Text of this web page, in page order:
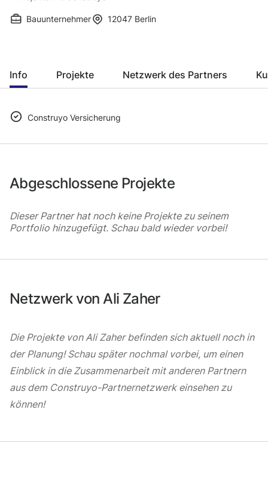
Bauunternehmer 12047 Berlin
Info Projekte Netzwerk des Partners
Construyo Versicherung
Abgeschlossene Projekte
Dieser Partner hat noch keine Projekte zu seinem
Portfolio hinzugefügt. Schau bald wieder vorbei!
Netzwerk von Ali Zaher
Die Projekte von Ali Zaher befinden sich aktuell noch in
der Planung! Schau später nochmal vorbei, um einen
Einblick in die Zusammenarbeit mit anderen Partnern
aus dem Construyo-Partnernetzwerk einsehen zu
können!